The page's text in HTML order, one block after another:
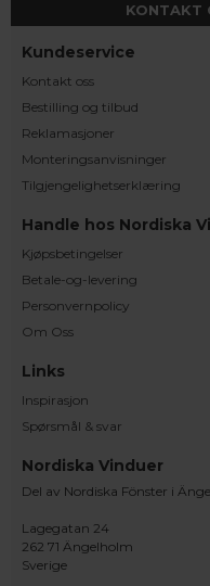
KONTAKT
Kundeservice
Kontakt oss
Bestilling og tilbud
Reklamasjoner
Monteringsanvisninger
Tilgjengelighetserklæring
Handle hos Nordiska
Kjøpsbetingelser
Betale-og-levering
Personvernpolicy
Om Oss
Links
Inspirasjon
Spørsmål & svar
Nordiska Vinduer
Del av Nordiska Fönster i
Lagegatan 24
262 71 Ängelholm
Sverige